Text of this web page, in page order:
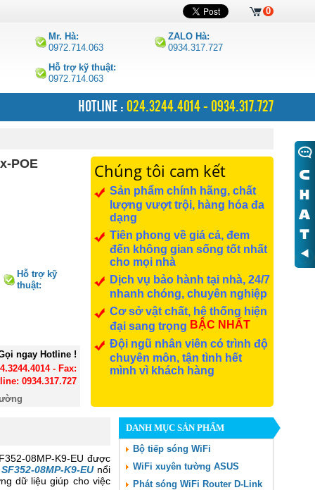
Mr. Hà:
0972.714.063
ZALO Hà:
0934.317.727
Hỗ trợ kỹ thuật:
0972.714.063
HOTLINE : 024.3244.4014 - 0934.317.727
POE
Hỗ trợ kỹ
thuật:
ngay Hotline !
- Fax:
0934.317.727
Chúng tôi cam kết
Sản phẩm chính hãng, chất
lượng vượt trội, hàng hóa đa
dạng
Tiên phong về giá cả, đem
đến không gian sống tốt nhất
cho mọi nhà
Dịch vụ bảo hành tại nhà, 24/7
nhanh chóng, chuyên nghiệp
Cơ sở vật chất, hệ thống hiện
đại sang trọng BẬC NHẤT
Đội ngũ nhân viên có trình độ
chuyên môn, tận tình hết
mình vì khách hàng
08MP-K9-EU được
SF352-08MP-K9-EUnổi
dữ liệu giúp cho việc
DANH MỤC SẢN PHẨM
Bộ tiếp sóng WiFi
WiFi xuyên tường ASUS
Phát sóng WiFi Router D-Link
0